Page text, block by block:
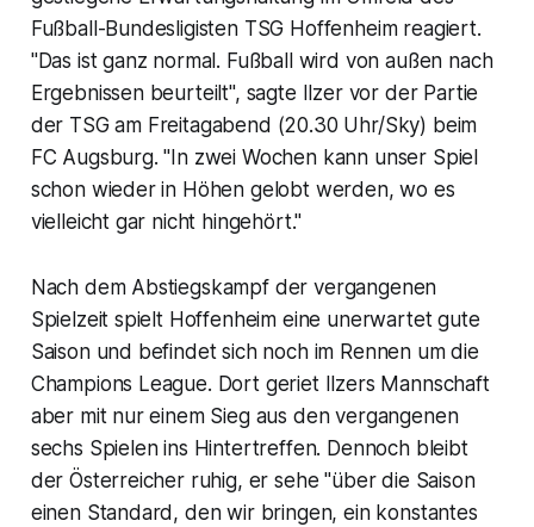
Fußball-Bundesligisten TSG Hoffenheim reagiert.
"Das ist ganz normal. Fußball wird von außen nach
Ergebnissen beurteilt", sagte Ilzer vor der Partie
der TSG am Freitagabend (20.30 Uhr/Sky) beim
FC Augsburg. "In zwei Wochen kann unser Spiel
schon wieder in Höhen gelobt werden, wo es
vielleicht gar nicht hingehört."
Nach dem Abstiegskampf der vergangenen
Spielzeit spielt Hoffenheim eine unerwartet gute
Saison und befindet sich noch im Rennen um die
Champions League. Dort geriet Ilzers Mannschaft
aber mit nur einem Sieg aus den vergangenen
sechs Spielen ins Hintertreffen. Dennoch bleibt
der Österreicher ruhig, er sehe "über die Saison
einen Standard, den wir bringen, ein konstantes